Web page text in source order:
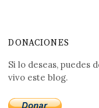
DONACIONES
Si lo deseas, puedes
vivo este blog.